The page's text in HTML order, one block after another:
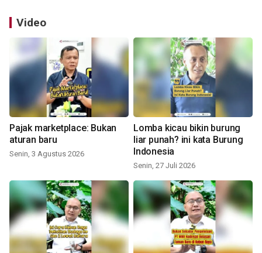
Video
Pajak marketplace: Bukan
aturan baru
Senin, 3 Agustus 2026
Lomba kicau bikin burung
liar punah? ini kata Burung
Indonesia
Senin, 27 Juli 2026